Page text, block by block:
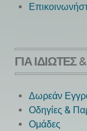
ΓΙΑ ΙΔΙΏΤΕΣ
Δωρεάν
Οδηγίες &
Ομάδες